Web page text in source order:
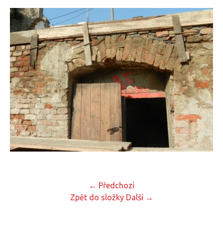
← Předchozí
Zpět do složky Další →